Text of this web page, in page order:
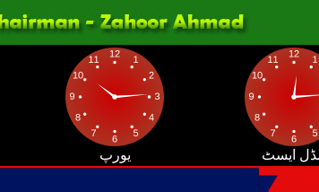
یورپ ایسٹ